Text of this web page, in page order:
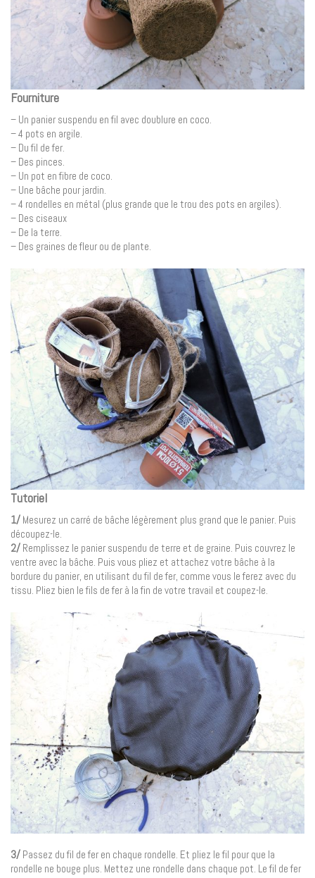
Fourniture
– Un panier suspendu en fil avec doublure en coco.
– 4 pots en argile.
– Du fil de fer.
– Des pinces.
– Un pot en fibre de coco.
– Une bâche pour jardin.
– 4 rondelles en métal (plus grande que le trou des pots en argiles).
– Des ciseaux
– De la terre.
– Des graines de fleur ou de plante.
Tutoriel
1/ Mesurez un carré de bâche légèrement plus grand que le panier. Puis
découpez-le.
2/ Remplissez le panier suspendu de terre et de graine. Puis couvrez le
ventre avec la bâche. Puis vous pliez et attachez votre bâche à la
bordure du panier, en utilisant du fil de fer, comme vous le ferez avec du
tissu. Pliez bien le fils de fer à la fin de votre travail et coupez-le.
3/ Passez du fil de fer en chaque rondelle. Et pliez le fil pour que la
rondelle ne bouge plus. Mettez une rondelle dans chaque pot. Le fil de fer